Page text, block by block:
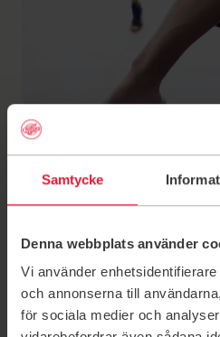
Samtycke
Denna webbplats använder
Vi använder
och annonserna till
för sociala medier och
Timeplan i
Aurdal